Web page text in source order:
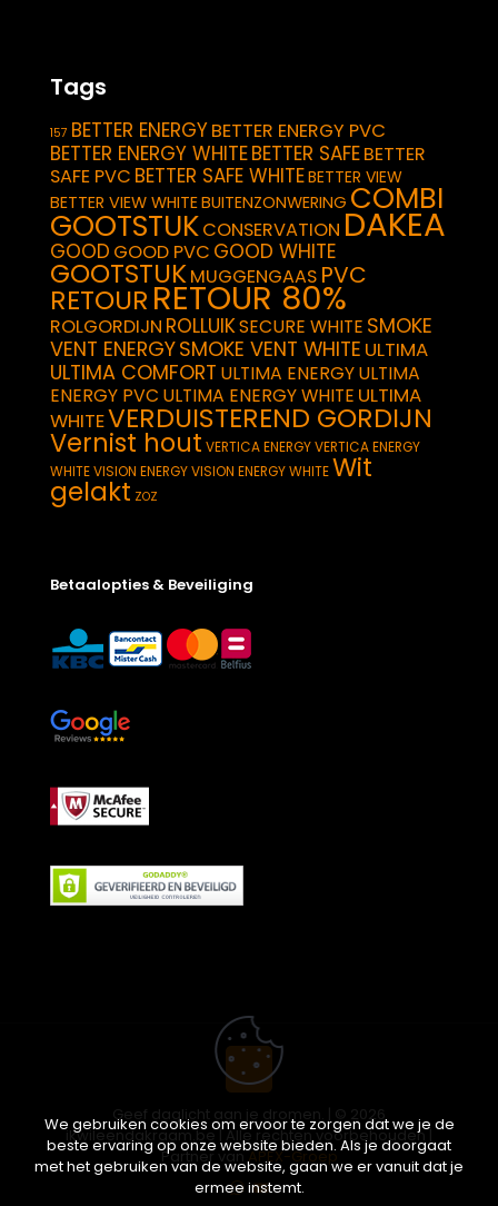
Tags
157 BETTER ENERGYBETTER ENERGY PVC
BETTER ENERGY WHITEBETTER SAFEBETTER
SAFE PVC BETTER SAFE WHITEBETTER VIEW
BETTER VIEW WHITEBUITENZONWERING COMBI
GOOTSTUKCONSERVATION DAKEA
GOOD GOOD PVC GOOD WHITE
GOOTSTUKMUGGENGAAS PVC
RETOUR RETOUR 80%
ROLGORDIJN ROLLUIKSECURE WHITE SMOKE
VENT ENERGYSMOKE VENT WHITE ULTIMA
ULTIMA COMFORT ULTIMA ENERGYULTIMA
ENERGY PVC ULTIMA ENERGY WHITE ULTIMA
WHITEVERDUISTEREND GORDIJN
Vernist hout VERTICA ENERGYVERTICA ENERGY
WHITEVISION ENERGYVISION ENERGY WHITEWit
gelakt ZOZ
Betaalopties & Beveiliging
Geef daglicht aan je dromen. | © 2026
ikwileendakraam.be | Alle rechten voorbehouden |
Partner vanAPEX-Groep
We gebruiken cookies om ervoor te zorgen dat we je de
beste ervaring op onze website bieden. Als je doorgaat
met het gebruiken van de website, gaan we er vanuit dat je
ermee instemt.